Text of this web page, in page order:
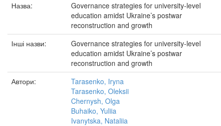
Назва:
Governance strategies for university-level
education amidst Ukraine’s postwar
reconstruction and growth
Інші назви:
Governance strategies for university-level
education amidst Ukraine’s postwar
reconstruction and growth
Автори:
Tarasenko, Iryna
Tarasenko, Oleksii
Chernysh, Olga
Buhaiko, Yuliia
Ivanytska, Nataliia